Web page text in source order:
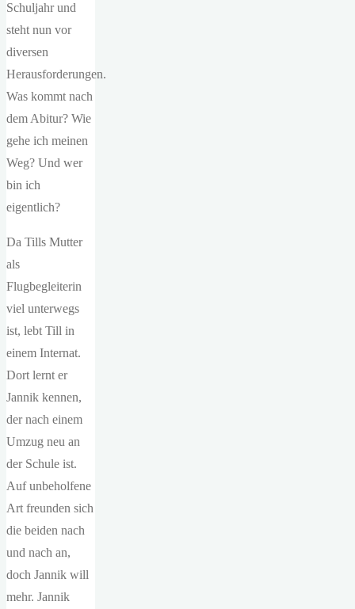
Schuljahr und
steht nun vor
diversen
Herausforderungen.
Was kommt nach
dem Abitur? Wie
gehe ich meinen
Weg? Und wer
bin ich
eigentlich?
Da Tills Mutter
als
Flugbegleiterin
viel unterwegs
ist, lebt Till in
einem Internat.
Dort lernt er
Jannik kennen,
der nach einem
Umzug neu an
der Schule ist.
Auf unbeholfene
Art freunden sich
die beiden nach
und nach an,
doch Jannik will
mehr. Jannik